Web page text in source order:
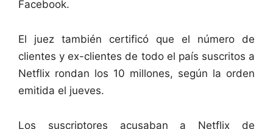
Facebook.
El juez también certificó que el número de
clientes y ex-clientes de todo el país suscritos a
Netflix rondan los 10 millones, según la orden
emitida el jueves.
Los suscriptores acusaban a Netflix de